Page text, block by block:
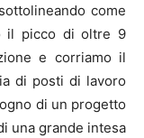
come
il picco di oltre 9
e corriamo il
di posti di lavoro
di un progetto
una grande intesa